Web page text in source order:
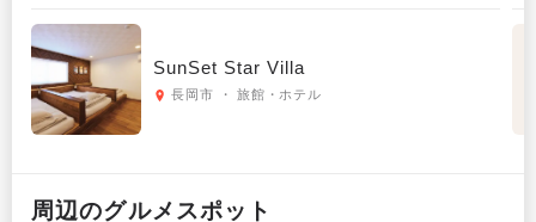
SunSet Star Villa
長岡市 ・ 旅館・ホテル
周辺のグルメ スポット